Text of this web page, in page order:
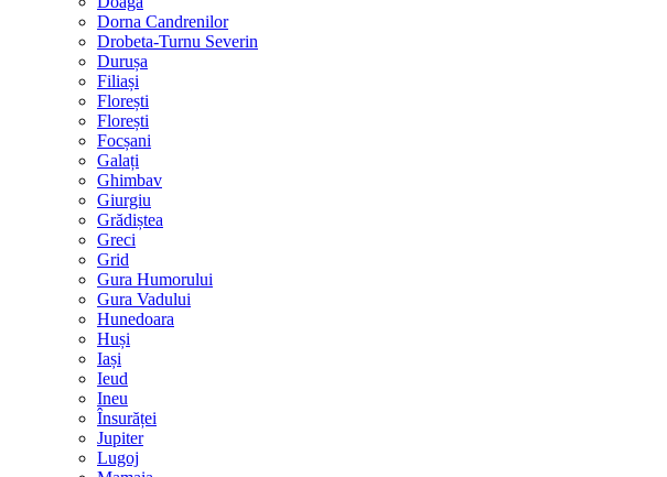
Dorna Candrenilor
Drobeta-Turnu Severin
Durușa
Filiași
Florești
Florești
Focșani
Galați
Ghimbav
Giurgiu
Grădiștea
Greci
Grid
Gura Humorului
Gura Vadului
Hunedoara
Huși
Iași
Ieud
Ineu
Însurăței
Jupiter
Lugoj